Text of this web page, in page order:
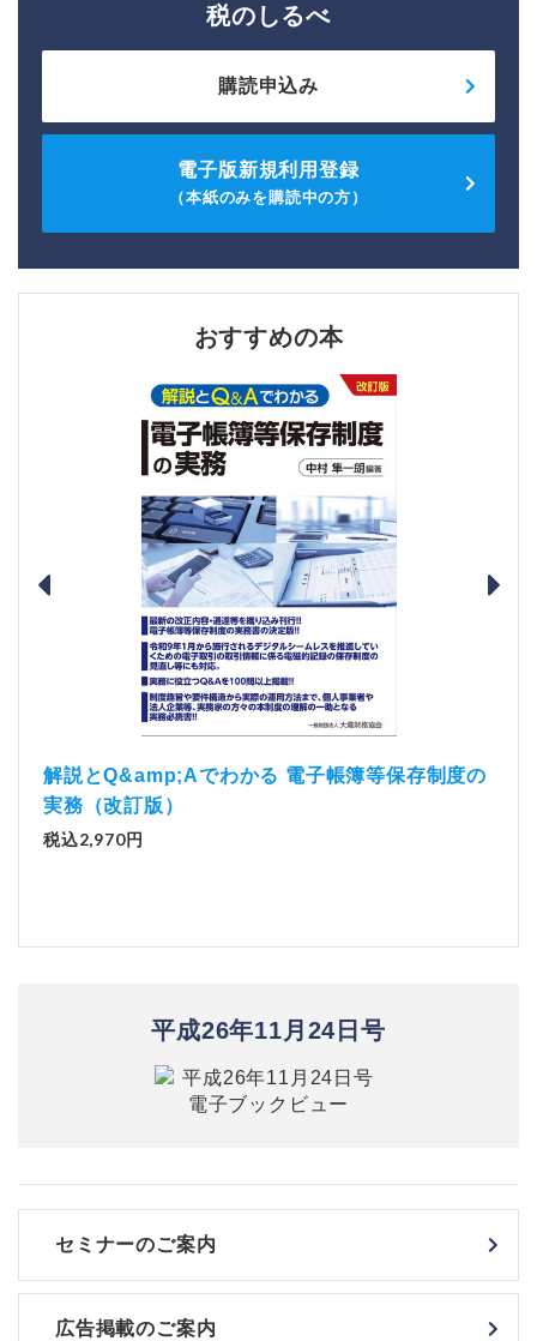
税のしるべ
購読申込み
電子版新規利用登録
（本紙のみを購読中の方）
おすすめの本
解説とQ&amp;Aでわかる 電子帳簿等保存制度の
実務（改訂版）
税込2,970円
平成26年11月24日号
セミナーのご案内
広告掲載のご案内